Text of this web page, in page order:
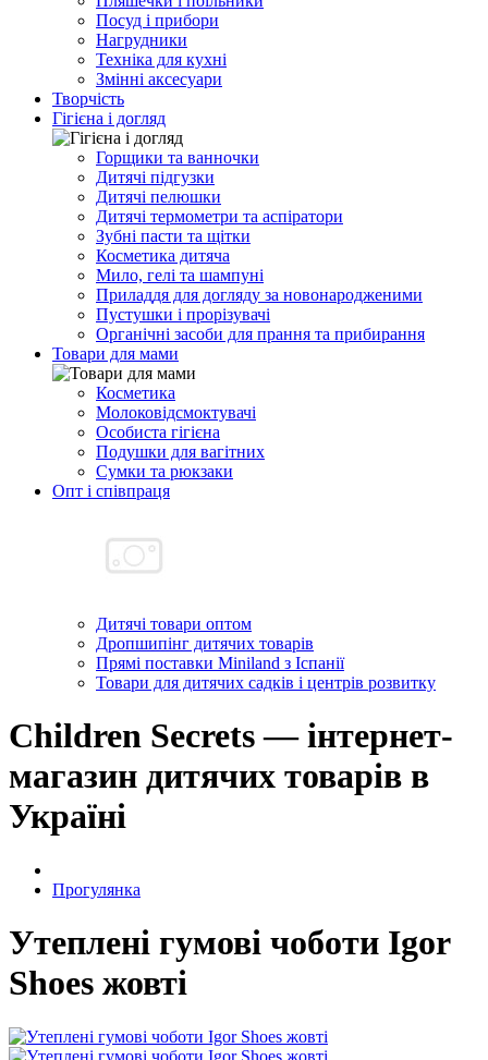
Посуд і прибори
Нагрудники
Техніка для кухні
Змінні аксесуари
Творчість
Гігієна і догляд
Горщики та ванночки
Дитячі підгузки
Дитячі пелюшки
Дитячі термометри та аспіратори
Зубні пасти та щітки
Косметика дитяча
Мило, гелі та шампуні
Приладдя для догляду за новонародженими
Пустушки і прорізувачі
Органічні засоби для прання та прибирання
Товари для мами
Косметика
Молоковідсмоктувачі
Особиста гігієна
Подушки для вагітних
Сумки та рюкзаки
Опт і співпраця
Дитячі товари оптом
Дропшипінг дитячих товарів
Прямі поставки Miniland з Іспанії
Товари для дитячих садків і центрів розвитку
Children Secrets — інтернет-
магазин дитячих товарів в
Україні
Прогулянка
Утеплені гумові чоботи Igor
Shoes жовті